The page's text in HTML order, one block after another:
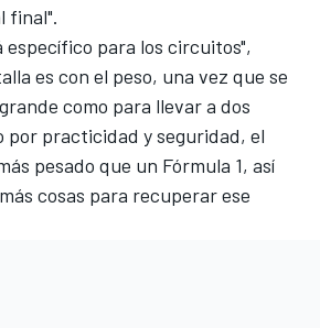
final".
específico para los circuitos",
es con el peso, una vez que se
como para llevar a dos
por practicidad y seguridad, el
pesado que un Fórmula 1, así
cosas para recuperar ese